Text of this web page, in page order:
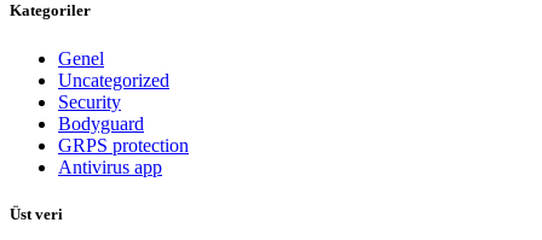
Kategoriler
Genel
Uncategorized
Security
Bodyguard
GRPS protection
Antivirus app
Üst veri